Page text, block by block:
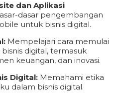
dan Aplikasi
dasar pengembangan
untuk bisnis digital.
Mempelajari cara memulai
digital, termasuk
keuangan, dan inovasi.
Digital: Memahami etika
dalam bisnis digital.